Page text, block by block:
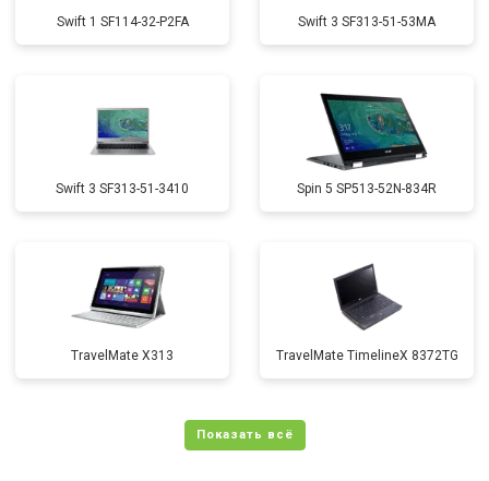
Swift 1 SF114-32-P2FA Swift 3 SF313-51-53MA
Swift 3 SF313-51-3410 Spin 5 SP513-52N-834R
TravelMate X313 TravelMate TimelineX 8372TG